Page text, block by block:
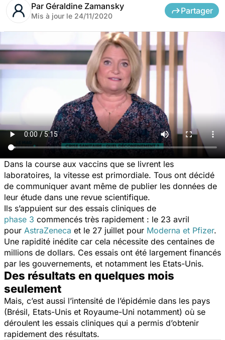
Par Géraldine Zamansky
Mis à jour le 24/11/2020
Partager
Dans la course aux vaccins que se livrent les
laboratoires, la vitesse est primordiale. Tous ont décidé
de communiquer avant même de publier les données de
leur étude dans une revue scientifique.
Ils s’appuient sur des essais cliniques de
phase 3 commencés très rapidement : le 23 avril
pour AstraZeneca et le 27 juillet pour Moderna et Pfizer.
Une rapidité inédite car cela nécessite des centaines de
millions de dollars. Ces essais ont été largement financés
par les gouvernements, et notamment les Etats-Unis.
Des résultats en quelques mois
seulement
Mais, c’est aussi l’intensité de l’épidémie dans les pays
(Brésil, Etats-Unis et Royaume-Uni notamment) où se
déroulent les essais cliniques qui a permis d’obtenir
rapidement des résultats.